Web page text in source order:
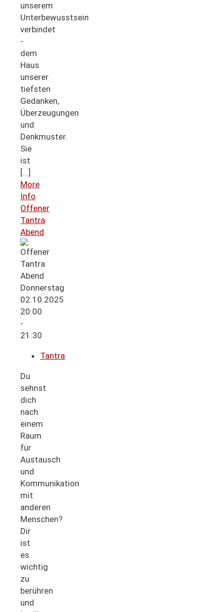
unserem
Unterbewusstsein
verbindet
-
dem
Haus
unserer
tiefsten
Gedanken,
Überzeugungen
und
Denkmuster.
Sie
ist
[...]
More
Info
Offener
Tantra
Abend
Donnerstag
02.10.2025
20:00
-
21:30
Tantra
Du
sehnst
dich
nach
einem
Raum
für
Austausch
und
Kommunikation
mit
anderen
Menschen?
Dir
ist
es
wichtig
zu
berühren
und